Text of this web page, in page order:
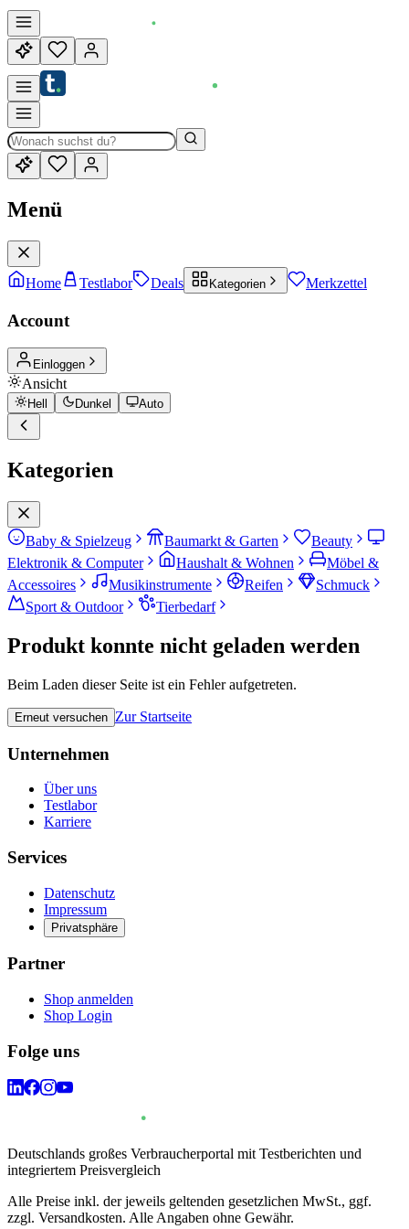
Menü
Home Testlabor Deals Kategorien Merkzettel
Account
Einloggen
Ansicht
Hell Dunkel Auto
Kategorien
Baby & Spielzeug Baumarkt & Garten
Beauty
Elektronik & Computer
Haushalt & Wohnen
Möbel &
Accessoires
Musikinstrumente Reifen
Schmuck
Sport & Outdoor
Tierbedarf
Produkt konnte nicht geladen werden
Beim Laden dieser Seite ist ein Fehler aufgetreten.
Erneut versuchen Zur Startseite
Unternehmen
Über uns
Testlabor
Karriere
Services
Datenschutz
Impressum
Privatsphäre
Partner
Shop anmelden
Shop Login
Folge uns
Deutschlands großes Verbraucherportal mit Testberichten und
integriertem Preisvergleich
Alle Preise inkl. der jeweils geltenden gesetzlichen MwSt., ggf.
zzgl. Versandkosten. Alle Angaben ohne Gewähr.